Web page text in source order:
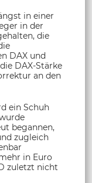
in einer
in der
die
DAX und
DAX-Stärke
an den
ein Schuh
begannen,
zugleich
in Euro
zuletzt nicht